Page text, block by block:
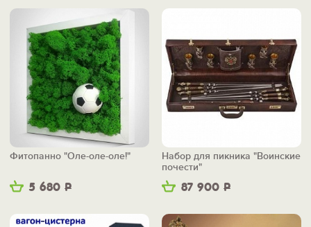
5 680 Р
Фитопанно "Оле-оле-оле!"
87 900 Р
Набор для пикника "Воинские
почести"